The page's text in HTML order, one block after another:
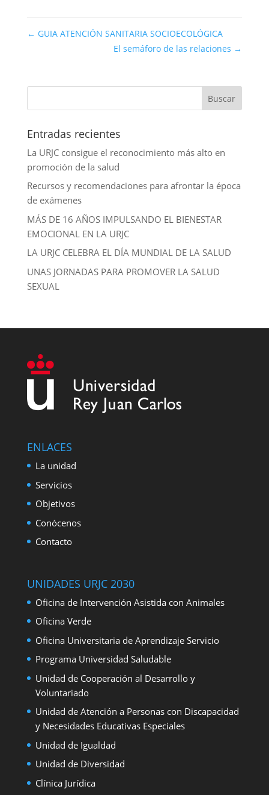
← GUIA ATENCIÓN SANITARIA SOCIOECOLÓGICA
El semáforo de las relaciones →
Entradas recientes
La URJC consigue el reconocimiento más alto en
promoción de la salud
Recursos y recomendaciones para afrontar la época
de exámenes
MÁS DE 16 AÑOS IMPULSANDO EL BIENESTAR
EMOCIONAL EN LA URJC
LA URJC CELEBRA EL DÍA MUNDIAL DE LA SALUD
UNAS JORNADAS PARA PROMOVER LA SALUD
SEXUAL
ENLACES
La unidad
Servicios
Objetivos
Conócenos
Contacto
UNIDADES URJC 2030
Oficina de Intervención Asistida con Animales
Oficina Verde
Oficina Universitaria de Aprendizaje Servicio
Programa Universidad Saludable
Unidad de Cooperación al Desarrollo y
Voluntariado
Unidad de Atención a Personas con Discapacidad
y Necesidades Educativas Especiales
Unidad de Igualdad
Unidad de Diversidad
Clínica Jurídica